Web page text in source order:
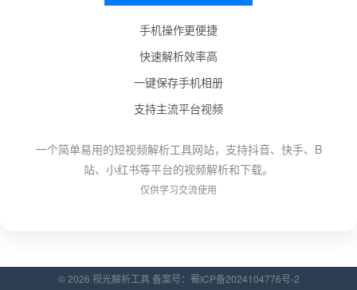
手机操作更便捷
快速解析效率高
一键保存手机相册
支持主流平台视频
一个简单易用的短视频解析工具网站，支持抖音、快手、B
站、小红书等平台的视频解析和下载。
仅供学习交流使用
© 2026 视光解析工具 备案号： 蜀ICP备2024104776号-2